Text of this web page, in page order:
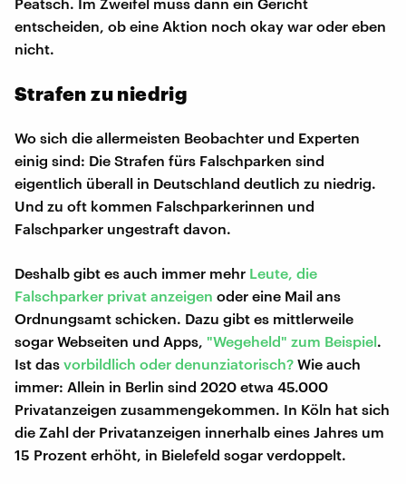
entscheiden, ob eine Aktion noch okay war oder eben
nicht.
Strafen zu niedrig
Wo sich die allermeisten Beobachter und Experten
einig sind: Die Strafen fürs Falschparken sind
eigentlich überall in Deutschland deutlich zu niedrig.
Und zu oft kommen Falschparkerinnen und
Falschparker ungestraft davon.
Deshalb gibt es auch immer mehr Leute, die
Falschparker privat anzeigen oder eine Mail ans
Ordnungsamt schicken. Dazu gibt es mittlerweile
sogar Webseiten und Apps, "Wegeheld" zum Beispiel.
Ist das vorbildlich oder denunziatorisch? Wie auch
immer: Allein in Berlin sind 2020 etwa 45.000
Privatanzeigen zusammengekommen. In Köln hat sich
die Zahl der Privatanzeigen innerhalb eines Jahres um
15 Prozent erhöht, in Bielefeld sogar verdoppelt.